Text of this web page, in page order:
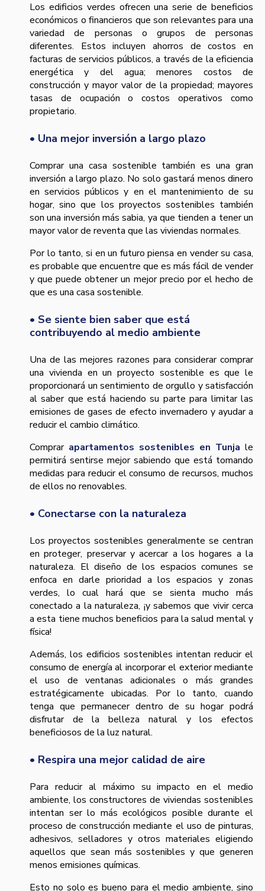
Los edificios verdes ofrecen una serie de beneficios
económicos o financieros que son relevantes para una
variedad de personas o grupos de personas
diferentes. Estos incluyen ahorros de costos en
facturas de servicios públicos, a través de la eficiencia
energética y del agua; menores costos de
construcción y mayor valor de la propiedad; mayores
tasas de ocupación o costos operativos como
propietario.
• Una mejor inversión a largo plazo
Comprar una casa sostenible también es una gran
inversión a largo plazo. No solo gastará menos dinero
en servicios públicos y en el mantenimiento de su
hogar, sino que los proyectos sostenibles también
son una inversión más sabia, ya que tienden a tener un
mayor valor de reventa que las viviendas normales.
Por lo tanto, si en un futuro piensa en vender su casa,
es probable que encuentre que es más fácil de vender
y que puede obtener un mejor precio por el hecho de
que es una casa sostenible.
• Se siente bien saber que está
contribuyendo al medio ambiente
Una de las mejores razones para considerar comprar
una vivienda en un proyecto sostenible es que le
proporcionará un sentimiento de orgullo y satisfacción
al saber que está haciendo su parte para limitar las
emisiones de gases de efecto invernadero y ayudar a
reducir el cambio climático.
Comprar apartamentos sostenibles en Tunja le
permitirá sentirse mejor sabiendo que está tomando
medidas para reducir el consumo de recursos, muchos
de ellos no renovables.
• Conectarse con la naturaleza
Los proyectos sostenibles generalmente se centran
en proteger, preservar y acercar a los hogares a la
naturaleza. El diseño de los espacios comunes se
enfoca en darle prioridad a los espacios y zonas
verdes, lo cual hará que se sienta mucho más
conectado a la naturaleza, ¡y sabemos que vivir cerca
a esta tiene muchos beneficios para la salud mental y
física!
Además, los edificios sostenibles intentan reducir el
consumo de energía al incorporar el exterior mediante
el uso de ventanas adicionales o más grandes
estratégicamente ubicadas. Por lo tanto, cuando
tenga que permanecer dentro de su hogar podrá
disfrutar de la belleza natural y los efectos
beneficiosos de la luz natural.
• Respira una mejor calidad de aire
Para reducir al máximo su impacto en el medio
ambiente, los constructores de viviendas sostenibles
intentan ser lo más ecológicos posible durante el
proceso de construcción mediante el uso de pinturas,
adhesivos, selladores y otros materiales eligiendo
aquellos que sean más sostenibles y que generen
menos emisiones químicas.
Esto no solo es bueno para el medio ambiente, sino